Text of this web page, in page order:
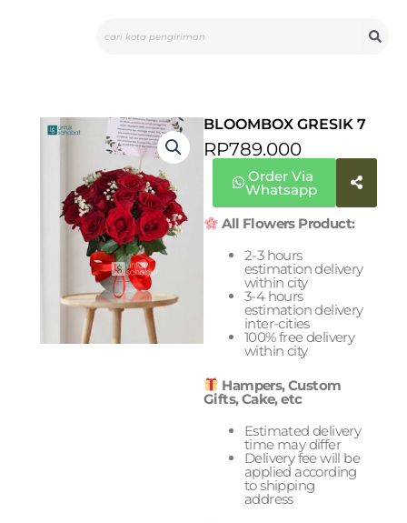
BLOOMBOX GRESIK 7
RP789.000
Order Via
Whatsapp
All Flowers Product:
2-3 hours
estimation delivery
within city
3-4 hours
estimation delivery
inter-cities
100% free delivery
within city
Hampers, Custom
Gifts, Cake, etc
Estimated delivery
time may differ
Delivery fee will be
applied according
to shipping
address